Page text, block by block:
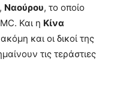
Ναούρου, το οποίο
Και η Κίνα
και οι δικοί της
τις τεράστιες